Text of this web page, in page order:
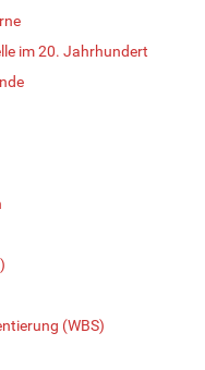
im 20. Jahrhundert
(WBS)